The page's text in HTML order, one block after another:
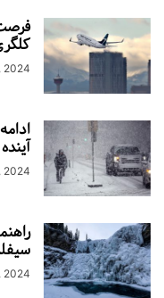
2024
آینده
2024
2024